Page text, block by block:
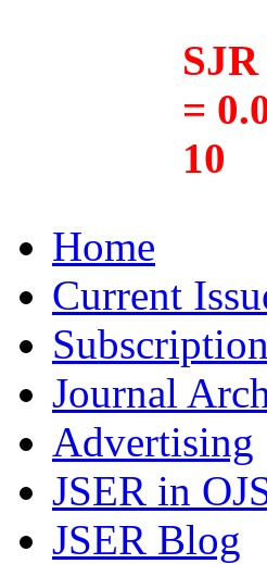
=
10
Home
Current
Subscription
Journal
Advertising
JSER in
JSER Blog